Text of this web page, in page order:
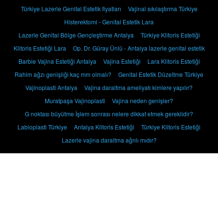
Türkiye Lazerle Genital Estetik fiyatları
Vajinal sıkılaştırma Türkiye
Histerektomi - Genital Estetik Lara
Lazerle Genital Bölge Gençleştirme Antalya
Türkiye Klitoris Estetiği
Klitoris Estetiği Lara
Op. Dr. Güray Ünlü - Antalya lazerle genital estetik
Barbie Vajina Estetiği Antalya
Vajina Estetiği
Lara Klitoris Estetiği
Rahim ağzı genişliği kaç mm olmalı?
Genital Estetik Düzeltme Türkiye
Vajinoplasti Antalya
Vajina daraltma ameliyatı kimlere yapılır?
Muratpaşa Vajinoplasti
Vajina neden genişler?
G noktası büyütme İşlem sonrası nelere dikkat etmek gereklidir?
Labioplasti Türkiye
Antalya Klitoris Estetiği
Türkiye Klitoris Estetiği
Lazerle vajina daraltma ağrılı mıdır?